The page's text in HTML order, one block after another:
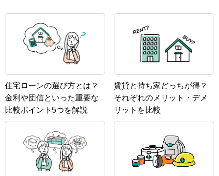
住宅ローンの選び方とは？
金利や団信といった重要な
比較ポイント5つを解説
賃貸と持ち家どっちが得？
それぞれのメリット・デメ
リットを比較